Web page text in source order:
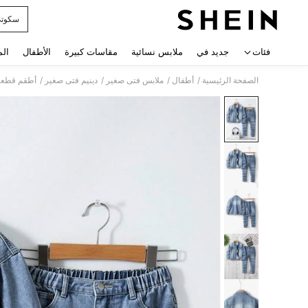
فئات جديد في ملابس نسائية مقاسات كبيرة الأطفال
الصفحة الرئيسية / أطفال / ملابس فتى صغير / دينيم فتى صغير / أطقم